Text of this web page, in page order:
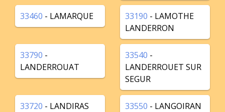
33460 - LAMARQUE 33190 - LAMOTHE
LANDERRON
33790 -
LANDERROUAT
33540 -
LANDERROUET SUR
SEGUR
33720 - LANDIRAS 33550 - LANGOIRAN